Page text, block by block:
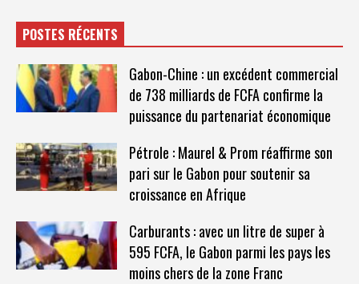
POSTES RÉCENTS
Gabon-Chine : un excédent commercial
de 738 milliards de FCFA confirme la
puissance du partenariat économique
Pétrole : Maurel & Prom réaffirme son
pari sur le Gabon pour soutenir sa
croissance en Afrique
Carburants : avec un litre de super à
595 FCFA, le Gabon parmi les pays les
moins chers de la zone Franc